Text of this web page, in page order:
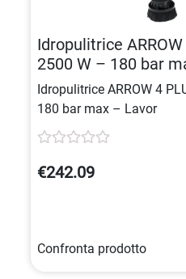
Idropulitrice
2500 W – 180 bar
Idropulitrice ARROW 4
180 bar max – Lavor
€242.09
Confronta prodotto